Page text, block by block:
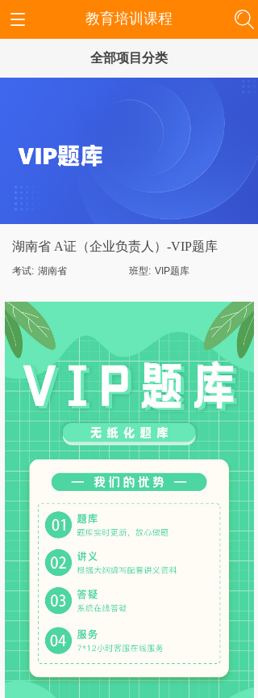
全部项目分类
湖南省 A证（企业负责人）-VIP题库
考试: 湖南省 班型: VIP题库
教育培训课程